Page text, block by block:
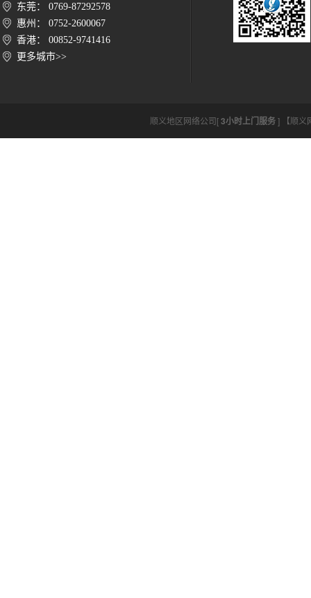
东莞： 0769-87292578
惠州： 0752-2600067
香港： 00852-9741416
更多城市>>
顺义地区网络公司[3小时上门服务] 【顺义